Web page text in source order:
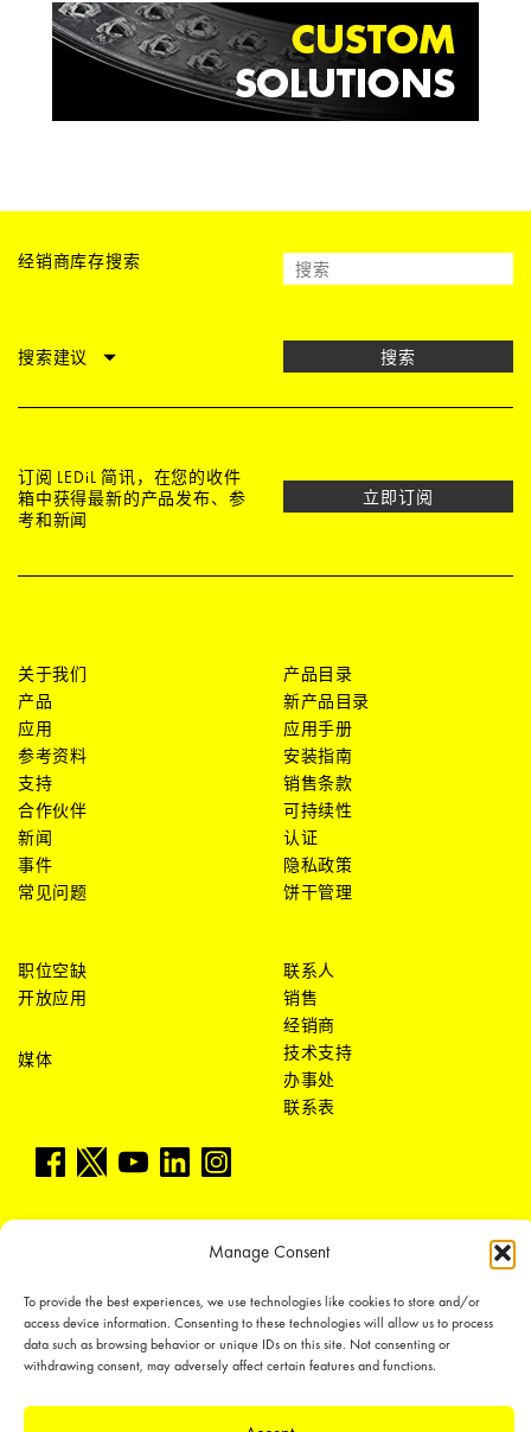
Manage Consent
To provide the best experiences, we use technologies like cookies to store and/or
access device information. Consenting to these technologies will allow us to process
data such as browsing behavior or unique IDs on this site. Not consenting or
withdrawing consent, may adversely affect certain features and functions.
经销商库存搜索
搜索建议 搜索
订阅 LEDiL 简讯，在您的收件
箱中获得最新的产品发布、参
考和新闻
立即订阅
关于我们
产品
应用
参考资料
支持
合作伙伴
新闻
事件
常见问题
产品目录
新产品目录
应用手册
安装指南
销售条款
可持续性
认证
隐私政策
饼干管理
职位空缺
开放应用
媒体
联系人
销售
经销商
技术支持
办事处
联系表
LEDiL Group
We place great importance in protecting our intellectual property rights and